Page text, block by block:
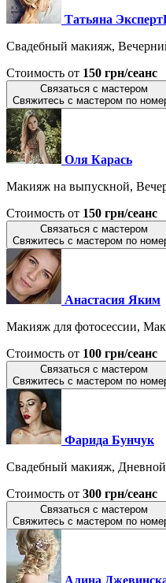
Татьяна
Свадебный макияж,
Стоимость от 150 грн/сеанс
Связаться с мастером
Свяжитесь с мастером по
Оля Карась
Макияж на выпускной,
Стоимость от 150 грн/сеанс
Связаться с мастером
Свяжитесь с мастером по
Анастасия Яким
Макияж для фотосессии,
Стоимость от 100 грн/сеанс
Связаться с мастером
Свяжитесь с мастером по
Фарида Бунчук
Свадебный макияж,
Стоимость от 300 грн/сеанс
Связаться с мастером
Свяжитесь с мастером по
Алина